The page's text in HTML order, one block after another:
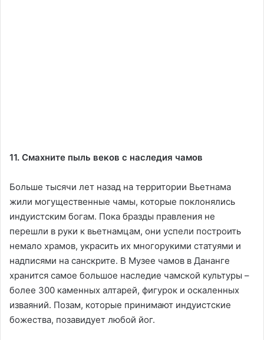
11. Смахните пыль веков с наследия чамов
Больше тысячи лет назад на территории Вьетнама
жили могущественные чамы, которые поклонялись
индуистским богам. Пока бразды правления не
перешли в руки к вьетнамцам, они успели построить
немало храмов, украсить их многорукими статуями и
надписями на санскрите. В Музее чамов в Дананге
хранится самое большое наследие чамской культуры –
более 300 каменных алтарей, фигурок и оскаленных
изваяний. Позам, которые принимают индуистские
божества, позавидует любой йог.